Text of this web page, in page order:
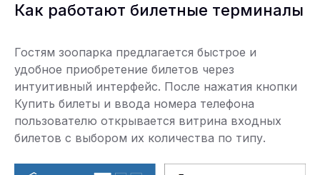
Как работают билетные терминалы
Гостям зоопарка предлагается быстрое и
удобное приобретение билетов через
интуитивный интерфейс. После нажатия кнопки
Купить билеты и ввода номера телефона
пользователю открывается витрина входных
билетов с выбором их количества по типу.